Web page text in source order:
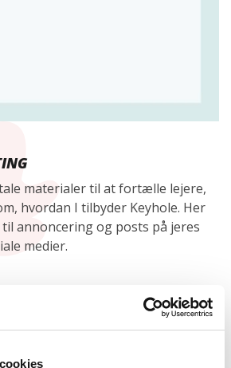
materialer til at fortælle lejere,
hvordan I tilbyder Keyhole. Her
annoncering og posts på jeres
medier.